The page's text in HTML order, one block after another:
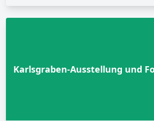
Karlsgraben-Ausstellung und